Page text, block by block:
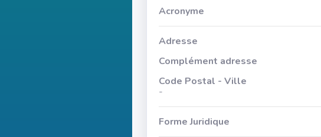
Acronyme
Adresse
Complément adresse
Code Postal - Ville
-
Forme Juridique